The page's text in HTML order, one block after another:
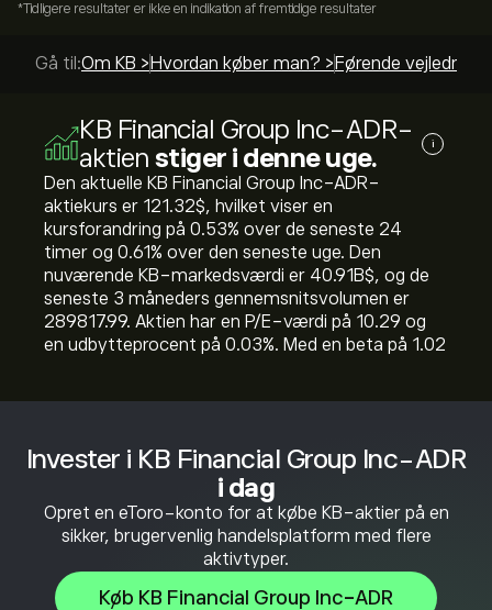
Invester i KB Financial Group Inc-ADR
i dag
Opret en eToro-konto for at købe KB-aktier på en
sikker, brugervenlig handelsplatform med flere
aktivtyper.
Køb KB Financial Group Inc-ADR
*Tidligere resultater er ikke en indikation af fremtidige resultater
Gå til:Om KB > Hvordan køber man? > Førende
KB Financial Group Inc-ADR-
aktien stiger i denne uge. i
Den aktuelle KB Financial Group Inc-ADR-
aktiekurs er 121.32‎$‎, hvilket viser en
kursforandring på ‎0.53‎% over de seneste 24
timer og ‎0.61‎% over den seneste uge. Den
nuværende KB-markedsværdi er 40.91B‎$‎, og de
seneste 3 måneders gennemsnitsvolumen er
289817.99. Aktien har en P/E-værdi på 10.29 og
en udbytteprocent på 0.03%. Med en beta på 1.02